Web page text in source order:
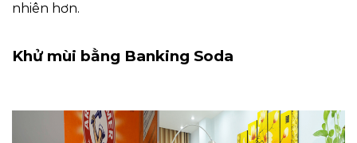
nhiên hơn.
Khử mùi bằng Banking Soda